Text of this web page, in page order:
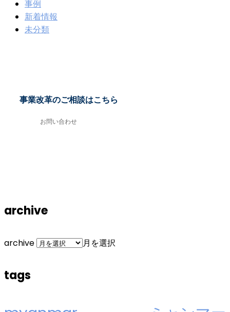
事例
新着情報
未分類
事業改革のご相談はこちら
お問い合わせ
archive
archive 月を選択
tags